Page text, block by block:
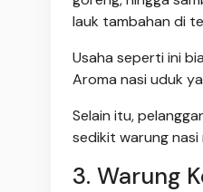
lauk tambahan di
Usaha seperti ini
Aroma nasi uduk
Selain itu,
sedikit warung
3. Warung